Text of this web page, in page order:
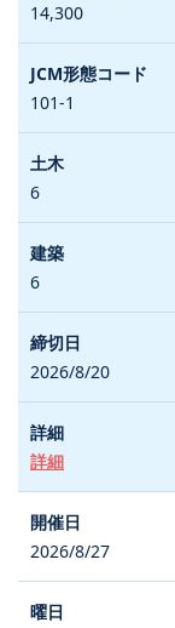
14,300
101-1
6
6
2026/8/20
詳細
2026/8/27